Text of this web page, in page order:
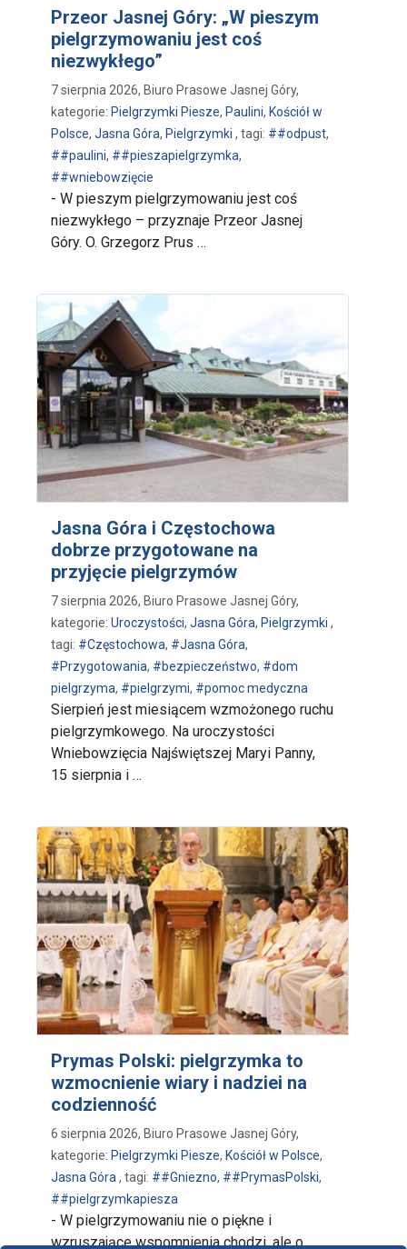
Przeor Jasnej Góry: „W pieszym
pielgrzymowaniu jest coś
niezwykłego”
7 sierpnia 2026, Biuro Prasowe Jasnej Góry,
kategorie: Pielgrzymki Piesze, Paulini, Kościół w
Polsce, Jasna Góra, Pielgrzymki , tagi: ##odpust,
##paulini, ##pieszapielgrzymka,
##wniebowzięcie
- W pieszym pielgrzymowaniu jest coś
niezwykłego – przyznaje Przeor Jasnej
Góry. O. Grzegorz Prus …
Jasna Góra i Częstochowa
dobrze przygotowane na
przyjęcie pielgrzymów
7 sierpnia 2026, Biuro Prasowe Jasnej Góry,
kategorie: Uroczystości, Jasna Góra, Pielgrzymki ,
tagi: #Częstochowa, #Jasna Góra,
#Przygotowania, #bezpieczeństwo, #dom
pielgrzyma, #pielgrzymi, #pomoc medyczna
Sierpień jest miesiącem wzmożonego ruchu
pielgrzymkowego. Na uroczystości
Wniebowzięcia Najświętszej Maryi Panny,
15 sierpnia i …
Prymas Polski: pielgrzymka to
wzmocnienie wiary i nadziei na
codzienność
6 sierpnia 2026, Biuro Prasowe Jasnej Góry,
kategorie: Pielgrzymki Piesze, Kościół w Polsce,
Jasna Góra , tagi: ##Gniezno, ##PrymasPolski,
##pielgrzymkapiesza
- W pielgrzymowaniu nie o piękne i
wzruszające wspomnienia chodzi, ale o